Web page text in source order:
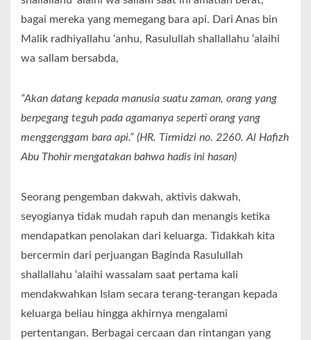
bagai mereka yang memegang bara api. Dari Anas bin
Malik radhiyallahu ‘anhu, Rasulullah shallallahu ‘alaihi
wa sallam bersabda,
“Akan datang kepada manusia suatu zaman, orang yang
berpegang teguh pada agamanya seperti orang yang
menggenggam bara api.” (HR. Tirmidzi no. 2260. Al Hafizh
Abu Thohir mengatakan bahwa hadis ini hasan)
Seorang pengemban dakwah, aktivis dakwah,
seyogianya tidak mudah rapuh dan menangis ketika
mendapatkan penolakan dari keluarga. Tidakkah kita
bercermin dari perjuangan Baginda Rasulullah
shallallahu ‘alaihi wassalam saat pertama kali
mendakwahkan Islam secara terang-terangan kepada
keluarga beliau hingga akhirnya mengalami
pertentangan. Berbagai cercaan dan rintangan yang